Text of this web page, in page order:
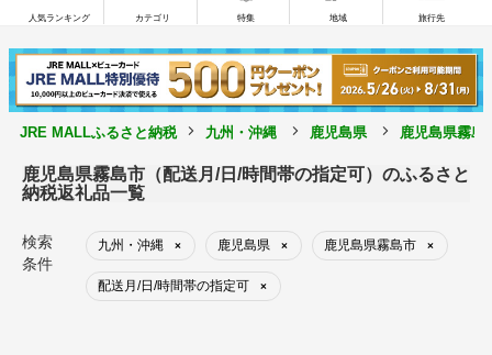
人気ランキング カテゴリ 特集 地域 旅行先
JRE MALLふるさと納税 九州・沖縄 鹿児島県 鹿児島県霧島
鹿児島県霧島市（配送月/日/時間帯の指定可）のふるさと
納税返礼品一覧
検索
条件
九州・沖縄 × 鹿児島県 × 鹿児島県霧島市 ×
配送月/日/時間帯の指定可 ×